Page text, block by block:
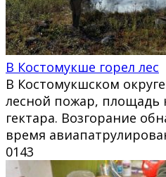
В Костомукше горел лес
В Костомукшском
лесной пожар, площадь
гектара. Возгорание
время
0143